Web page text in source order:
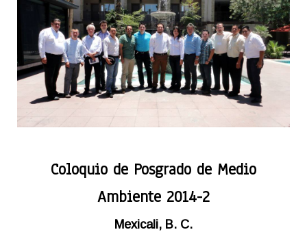
Coloquio de Posgrado de Medio
Ambiente 2014-2
Mexicali, B. C.